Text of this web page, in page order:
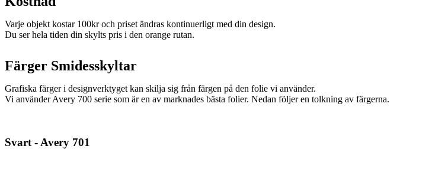
Varje objekt kostar 100kr och priset ändras kontinuerligt med din design.
Du ser hela tiden din skylts pris i den orange rutan.
Färger Smidesskyltar
Grafiska färger i designverktyget kan skilja sig från färgen på den folie vi använder.
Vi använder Avery 700 serie som är en av marknades bästa folier. Nedan följer en tolkning av färgerna.
Svart - Avery 701